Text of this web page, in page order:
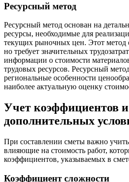
Ресурсный метод
Ресурсный метод основан на
ресурсы, необходимые для
текущих рыночных цен. Этот метод
но требует значительных
информации о стоимости
трудовых ресурсов. Ресурсный
региональные особенности
наиболее актуальную оценку
Учет коэффициентов и
дополнительных
При составлении сметы важно
влияющие на стоимость работ,
коэффициентов, указываемых в
Коэффициент сложности